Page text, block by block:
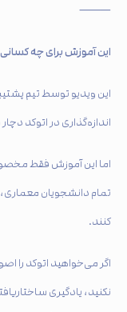
⸻
این آموزش برای چه
این ویدیو توسط تیم
اندازه‌گذاری در اتوکد
اما این آموزش فقط
تمام دانشجویان
کنند.
اگر می‌خواهید اتوکد را
نکنید، یادگیری